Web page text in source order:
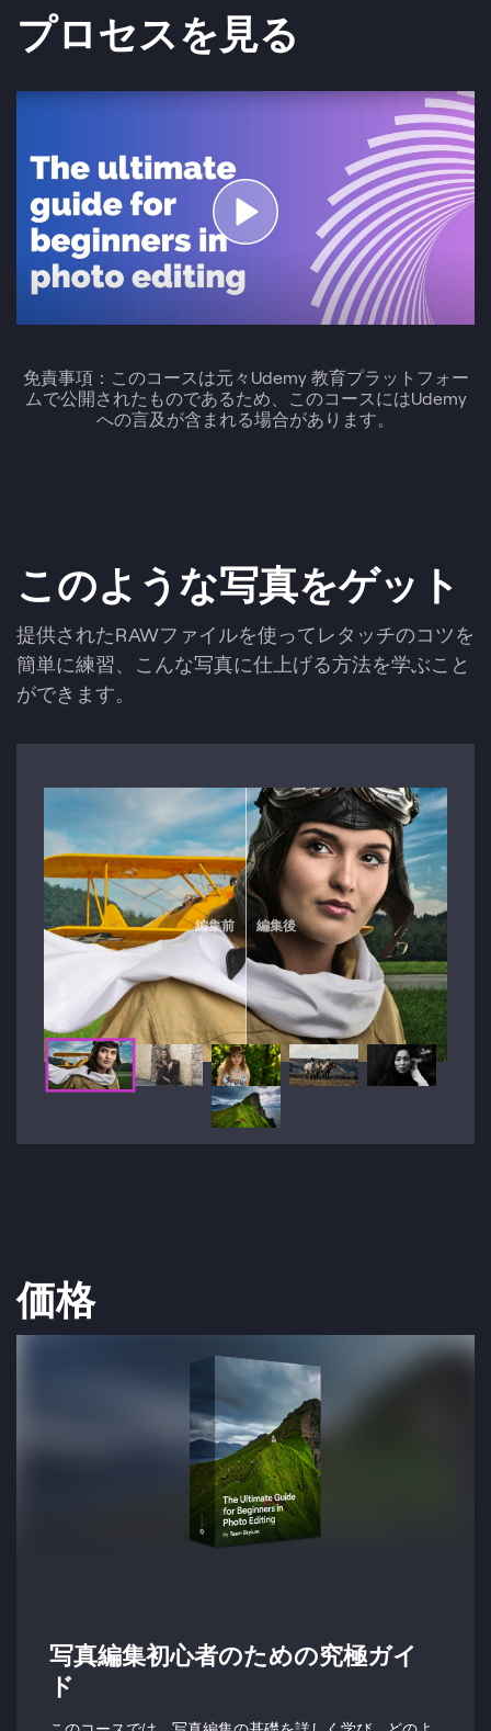
プロセスを見る
免責事項：このコースは元々Udemy 教育プラットフォー
ムで公開されたものであるため、このコースにはUdemy
への言及が含まれる場合があります。
このような写真をゲット
提供されたRAWファイルを使ってレタッチのコツを
簡単に練習、こんな写真に仕上げる方法を学ぶこと
ができます。
編集前 編集後
価格
写真編集初心者のための究極ガイ
ド